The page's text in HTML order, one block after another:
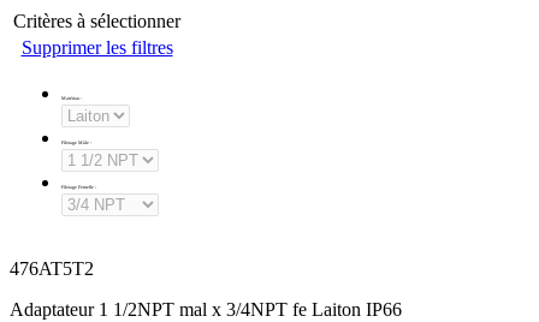
Critères à sélectionner
Supprimer les filtres
Matériau :
Filetage Mâle :
Filetage Femelle :
476AT5T2
Adaptateur 1 1/2NPT mal x 3/4NPT fe Laiton IP66